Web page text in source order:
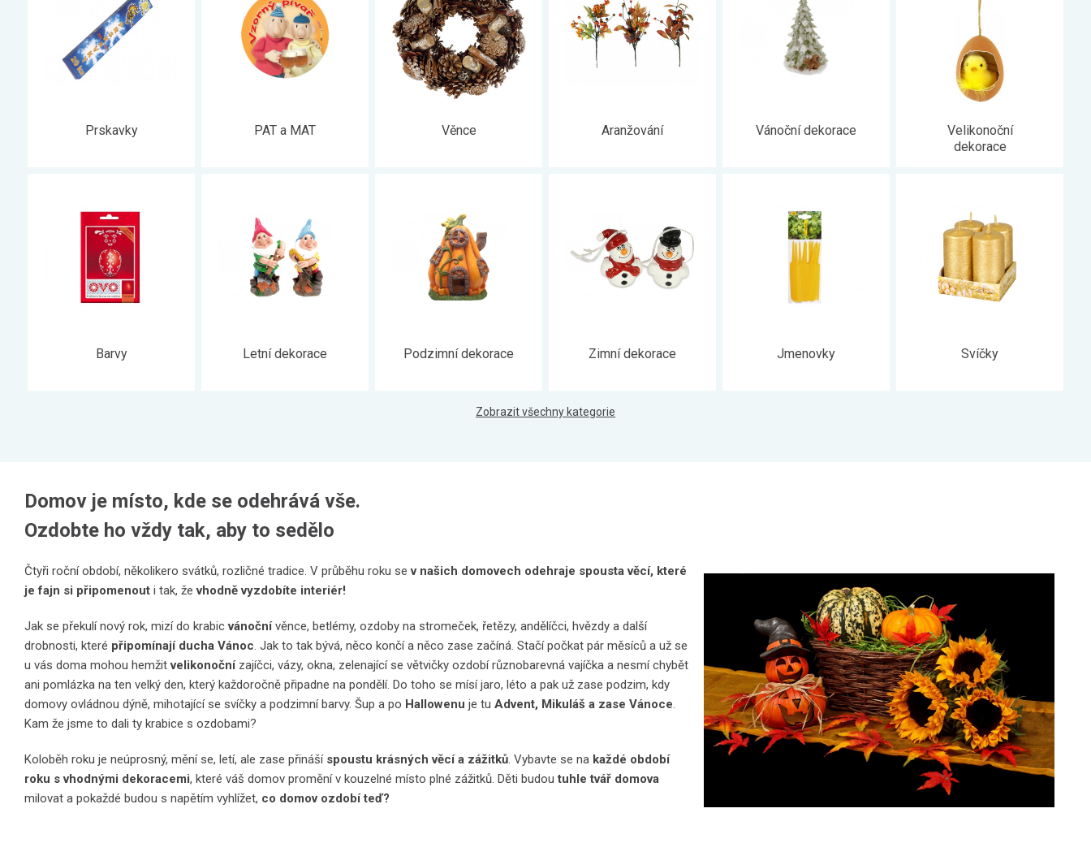
Prskavky PAT a MAT Věnce Aranžování Vánoční dekorace
Velikonoční
dekorace
Barvy Letní dekorace Podzimní dekorace Zimní dekorace Jmenovky Svíčky
Zobrazit všechny kategorie
Domov je místo, kde se odehrává vše.
Ozdobte ho vždy tak, aby to sedělo
Čtyři roční období, několikero svátků, rozličné tradice. V průběhu roku sev našich domovech odehraje spousta věcí, které
je fajn si připomenout i tak, ževhodně vyzdobíte interiér!
Jak se překulí nový rok, mizí do krabicvánočnívěnce, betlémy, ozdoby na stromeček, řetězy, andělíčci, hvězdy a další
drobnosti, které připomínají ducha Vánoc. Jak to tak bývá, něco končí a něco zase začíná. Stačí počkat pár měsíců a už se
u vás doma mohou hemžitvelikonočnízajíčci, vázy, okna, zelenající se větvičky ozdobí různobarevná vajíčka a nesmí chybět
ani pomlázka na ten velký den, který každoročně připadne na pondělí. Do toho se mísí jaro, léto a pak už zase podzim, kdy
domovy ovládnou dýně, mihotající se svíčky a podzimní barvy. Šup a po Hallowenu je tu Advent, Mikuláš a zase Vánoce.
Kam že jsme to dali ty krabice s ozdobami?
Koloběh roku je neúprosný, mění se, letí, ale zase přinášíspoustu krásných věcí a zážitků. Vybavte se na každé období
roku s vhodnými dekoracemi, které váš domov promění v kouzelné místo plné zážitků. Děti budou tuhle tvář domova
milovat a pokaždé budou s napětím vyhlížet, co domov ozdobí teď?